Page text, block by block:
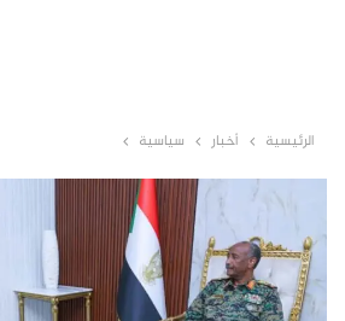
الرئيسية أخبار سياسية